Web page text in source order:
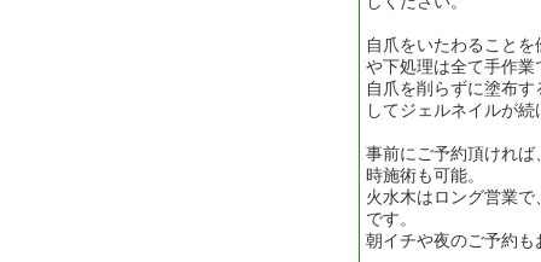
自爪をいたわること
や下処理は全て手作業
自爪を削らずに塗布
してジェルネイルが
事前にご予約頂けれ
時施術も可能。
火水木はロング営業
です。
朝イチや夜のご予約